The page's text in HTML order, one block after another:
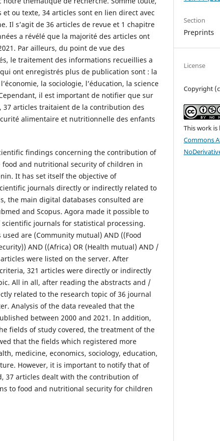
ou texte, 34 articles sont en lien direct avec
Il s’agit de 36 articles de revue et 1 chapitre
a révélé que la majorité des articles ont
Par ailleurs, du point de vue des
le traitement des informations recueillies a
ont enregistrés plus de publication sont : la
la sociologie, l’éducation, la science
il est important de notifier que sur
37 articles traitaient de la contribution des
alimentaire et nutritionnelle des enfants
findings concerning the contribution of
and nutritional security of children in
It has set itself the objective of
journals directly or indirectly related to
the main digital databases consulted are
and Scopus. Agora made it possible to
journals for statistical processing.
are (Community mutual) AND ((Food
AND ((Africa) OR (Health mutual) AND /
were listed on the server. After
321 articles were directly or indirectly
All in all, after reading the abstracts and /
related to the research topic of 36 journal
Analysis of the data revealed that the
between 2000 and 2021. In addition,
fields of study covered, the treatment of the
that the fields which registered more
medicine, economics, sociology, education,
However, it is important to notify that of
37 articles dealt with the contribution of
to food and nutritional security for children
Section
Preprints
License
Copyright
This work
Commons